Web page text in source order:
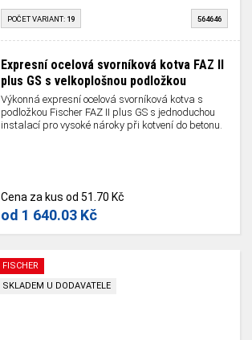
POČET VARIANT: 19 564646
Expresní ocelová svorníková kotva FAZ II
plus GS s velkoplošnou podložkou
Výkonná expresní ocelová svorníková kotva s
podložkou Fischer FAZ II plus GS s jednoduchou
instalací pro vysoké nároky při kotvení do betonu.
Cena za kusod 51.70 Kč
od 1 640.03 Kč
FISCHER
SKLADEM U DODAVATELE